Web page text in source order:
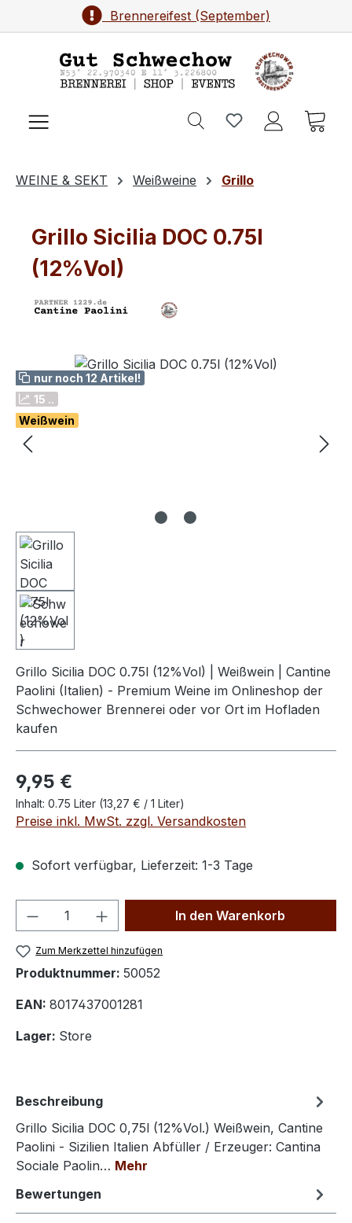
Zum Hauptinhalt springenBrennereifest (September)
WEINE & SEKT Weißweine Grillo
Grillo Sicilia DOC 0.75l
(12%Vol)
Bildergalerie überspringen
nur noch 12 Artikel!
15 ..
Weißwein
Grillo Sicilia DOC 0.75l (12%Vol) | Weißwein | Cantine
Paolini (Italien) - Premium Weine im Onlineshop der
Schwechower Brennerei oder vor Ort im Hofladen
kaufen
Regulärer Preis:
9,95 €
Inhalt: 0.75 Liter (13,27 € / 1 Liter)
Preise inkl. MwSt. zzgl. Versandkosten
Sofort verfügbar, Lieferzeit: 1-3 Tage
Produkt Anzahl: Gib denIn den Warenkorb
Zum Merkzettel hinzufügen
Produktnummer: 50052
EAN: 8017437001281
Lager: Store
Beschreibung
Grillo Sicilia DOC 0,75l (12%Vol.) Weißwein, Cantine
Paolini - Sizilien Italien Abfüller / Erzeuger: Cantina
Sociale Paolin… Mehr
Bewertungen